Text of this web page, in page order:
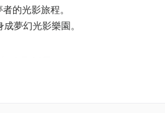
的光影旅程。
夢幻光影樂園。
星期日 每晚7時00分至晚上 11 時 （